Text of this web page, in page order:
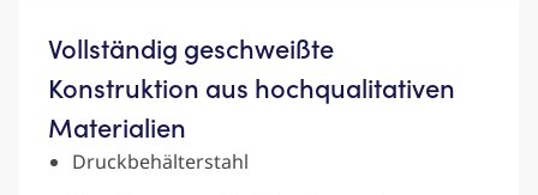
Vollständig geschweißte
Konstruktion aus hochqualitativen
Materialien
Druckbehälterstahl